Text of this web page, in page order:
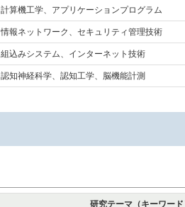
計算機工学、アプリケーションプログラム
情報ネットワーク、セキュリティ管理技術
組込みシステム、インターネット技術
認知神経科学、認知工学、脳機能計測
研究テーマ（キーワード